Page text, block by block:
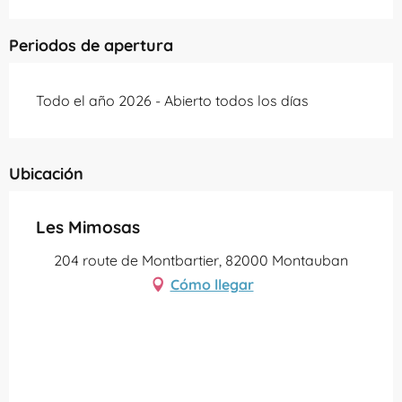
Periodos de apertura
Todo el año 2026 - Abierto todos los días
Ubicación
Les Mimosas
204 route de Montbartier, 82000 Montauban
Cómo llegar